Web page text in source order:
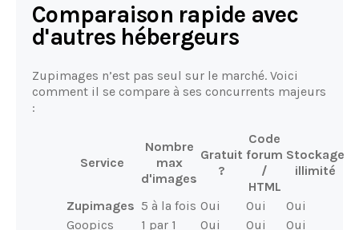
Comparaison rapide avec
d'autres hébergeurs
Zupimages n’est pas seul sur le marché. Voici
comment il se compare à ses concurrents majeurs
:
Service
Nombre
max
d'images
Gratuit
?
Code
forum
/
HTML
Stockage
illimité
Zupimages 5 à la fois Oui Oui
Oui
Goopics
1 par 1 Oui Oui
Oui